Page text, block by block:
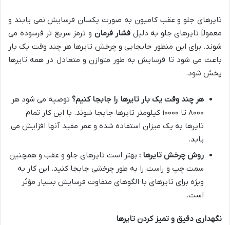
تایرهای جلو و عقب کامیون به صورت یکسان فرسایش نمی یابند و
معمولاً تایرهای جلو به دلیل فشار فرمان و ترمز سریع تر فرسوده می
شوند. برای این منظور جابجایی و چرخش تایرها هر چند وقت یک بار
باعث می شود تا فرسایش به طور متوازن و متعادل در همه تایرها
پخش شود.
هر چند وقت یک بار تایرها را جابجا کنیم؟ توصیه می شود هر
۸۰۰۰ تا ۱۰۰۰۰ کیلومتر تایرها جابجا شوند. با این کار تمام
تایرها به یک میزان استفاده شده و عمر مفید آنها افزایش می
یابد.
روش چرخش تایرها : بهتر است تایرهای جلو و عقب و همچنین
سمت چپ و راست را به طور چرخشی جابجا کنید. این کار به
ویژه برای تایرهای با الگوهای متفاوت فرسایش بسیار مؤثر
است.
نگهداری دقیق و تمیز کردن تایرها